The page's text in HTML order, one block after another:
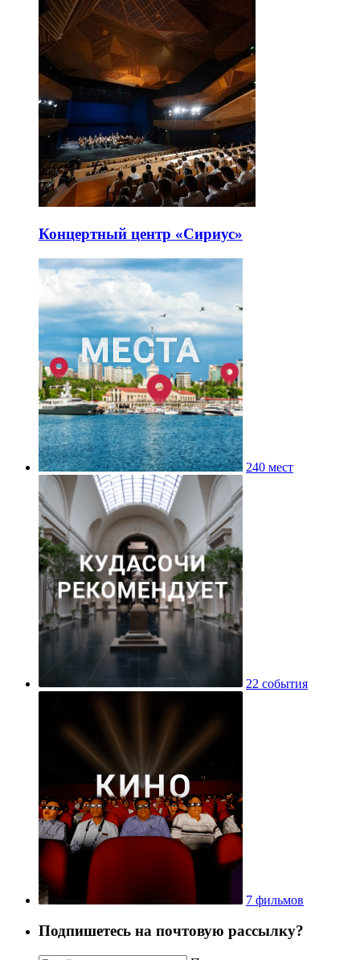
Концертный центр «Сириус»
240 мест
22 события
7 фильмов
Подпишетесь на почтовую рассылку?